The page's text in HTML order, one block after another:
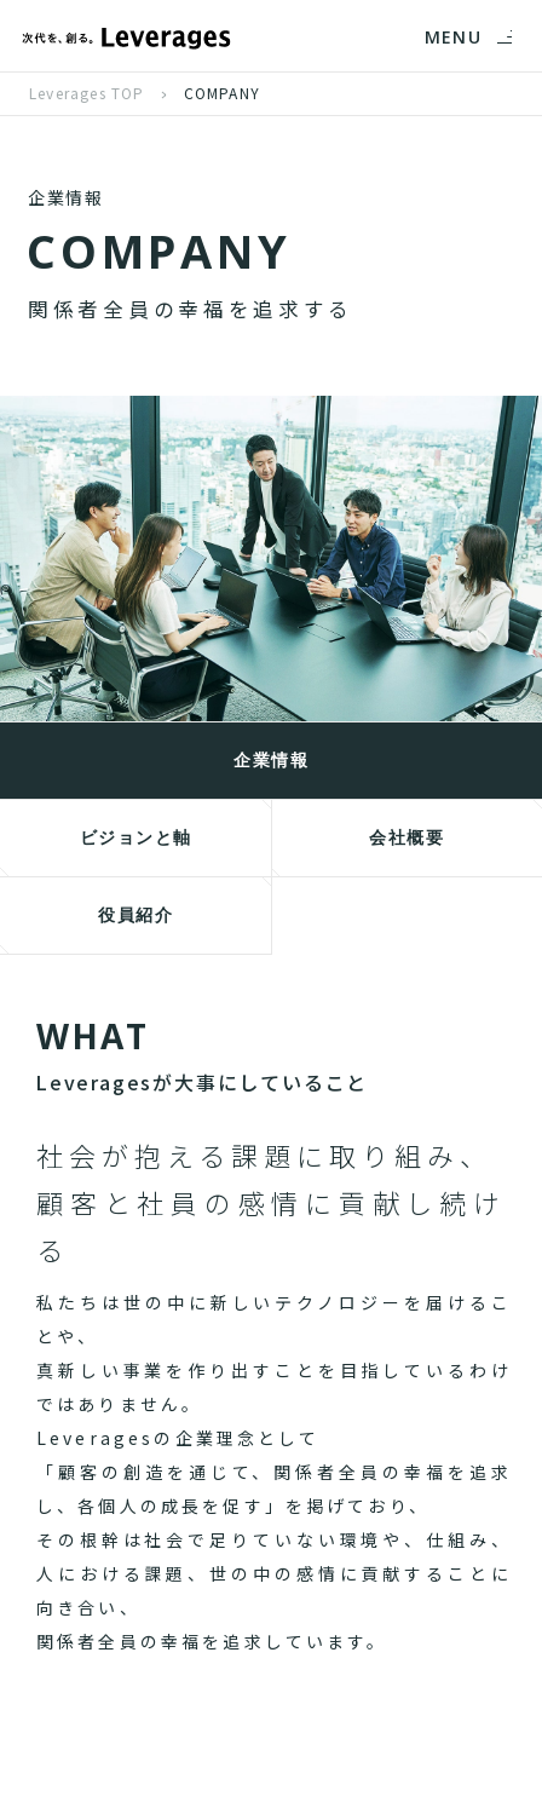
MENU
Leverages TOP COMPANY
企業情報
COMPANY
関 係者 全 員 の 幸 福 を追 求 す る
企業情報
ビジョンと軸 会社概要
役員紹介
WHAT
Leveragesが大事にしていること
社会が抱える課題に取り組み、
顧客と社員の感情に貢献し続け
る
私たちは世の中に新しいテクノロジーを届けるこ
とや、
真新しい事業を作り出すことを目指しているわけ
ではありません。
Leveragesの企業理念として
「顧客の創造を通じて、関係者全員の幸福を追求
し、各個人の成長を促す」を掲げており、
その根幹は社会で足りていない環境や、仕組み、
人における課題、世の中の感情に貢献することに
向き合い、
関係者全員の幸福を追求しています。